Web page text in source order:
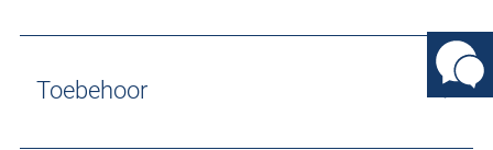
Toebehoor